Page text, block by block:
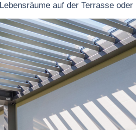
auf der Terrasse oder